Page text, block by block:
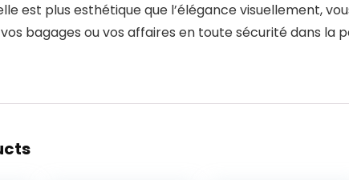
est plus esthétique que l’élégance visuellement,
vos bagages ou vos affaires en toute sécurité dans